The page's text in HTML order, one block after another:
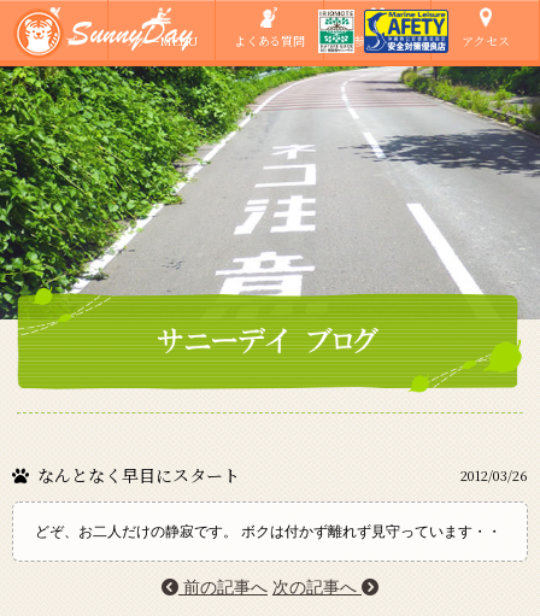
ショップ ツアーMENU よくある質問 ご参加の方へ アクセス
なんとなく早目にスタート 2012/03/26
どぞ、お二人だけの静寂です。 ボクは付かず離れず見守っています・・
前の記事へ 次の記事へ